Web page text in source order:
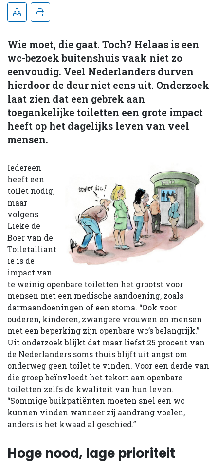
Wie moet, die gaat. Toch? Helaas is een
wc-bezoek buitenshuis vaak niet zo
eenvoudig. Veel Nederlanders durven
hierdoor de deur niet eens uit. Onderzoek
laat zien dat een gebrek aan
toegankelijke toiletten een grote impact
heeft op het dagelijks leven van veel
mensen.
Iedereen
heeft een
toilet nodig,
maar
volgens
Lieke de
Boer van de
Toiletalliant
ie is de
impact van
te weinig openbare toiletten het grootst voor
mensen met een medische aandoening, zoals
darmaandoeningen of een stoma. “Ook voor
ouderen, kinderen, zwangere vrouwen en mensen
met een beperking zijn openbare wc’s belangrijk.”
Uit onderzoek blijkt dat maar liefst 25 procent van
de Nederlanders soms thuis blijft uit angst om
onderweg geen toilet te vinden. Voor een derde van
die groep beïnvloedt het tekort aan openbare
toiletten zelfs de kwaliteit van hun leven.
“Sommige buikpatiënten moeten snel een wc
kunnen vinden wanneer zij aandrang voelen,
anders is het kwaad al geschied.”
Hoge nood, lage prioriteit